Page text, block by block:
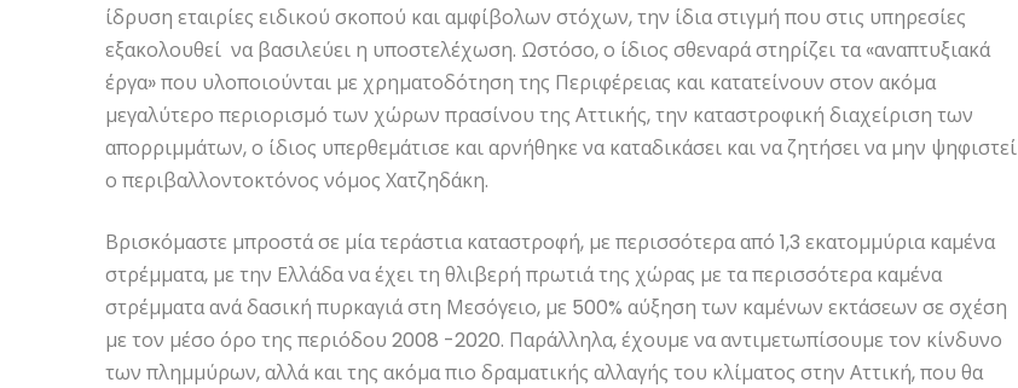
ίδρυση εταιρίες ειδικού σκοπού και αμφίβολων στόχων, την ίδια στιγμή που στις υπηρεσίες
εξακολουθεί να βασιλεύει η υποστελέχωση. Ωστόσο, ο ίδιος σθεναρά στηρίζει τα «αναπτυξιακά
έργα» που υλοποιούνται με χρηματοδότηση της Περιφέρειας και κατατείνουν στον ακόμα
μεγαλύτερο περιορισμό των χώρων πρασίνου της Αττικής, την καταστροφική διαχείριση των
απορριμμάτων, ο ίδιος υπερθεμάτισε και αρνήθηκε να καταδικάσει και να ζητήσει να μην ψηφιστεί
ο περιβαλλοντοκτόνος νόμος Χατζηδάκη.
Βρισκόμαστε μπροστά σε μία τεράστια καταστροφή, με περισσότερα από 1,3 εκατομμύρια καμένα
στρέμματα, με την Ελλάδα να έχει τη θλιβερή πρωτιά της χώρας με τα περισσότερα καμένα
στρέμματα ανά δασική πυρκαγιά στη Μεσόγειο, με 500% αύξηση των καμένων εκτάσεων σε σχέση
με τον μέσο όρο της περιόδου 2008 -2020. Παράλληλα, έχουμε να αντιμετωπίσουμε τον κίνδυνο
των πλημμύρων, αλλά και της ακόμα πιο δραματικής αλλαγής του κλίματος στην Αττική, που θα